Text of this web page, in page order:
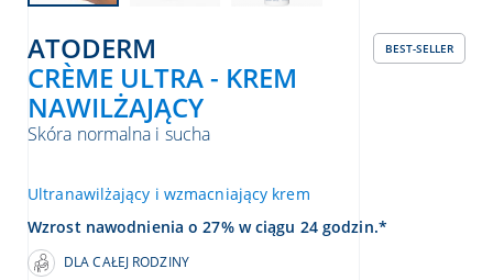
ATODERM
CRÈME ULTRA - KREM
NAWILŻAJĄCY
BEST-SELLER
Skóra normalna i sucha
Ultranawilżający i wzmacniający krem
Wzrost nawodnienia o 27% w ciągu 24 godzin.*
DLA CAŁEJ RODZINY